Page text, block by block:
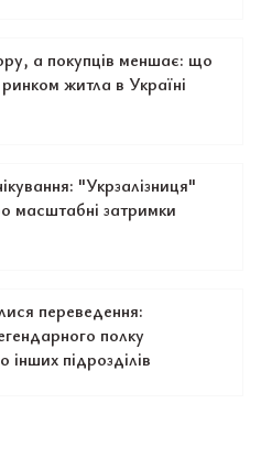
а покупців меншає: що
житла в Україні
"Укрзалізниця"
масштабні затримки
переведення:
полку
підрозділів